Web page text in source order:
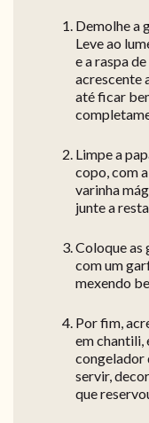
Demolhe a
Leve ao
e a raspa
acrescente
até ficar
Limpe a
copo, com
varinha
junte a
Coloque as
com um
mexendo
Por fim,
em chantili,
congelador
servir,
que